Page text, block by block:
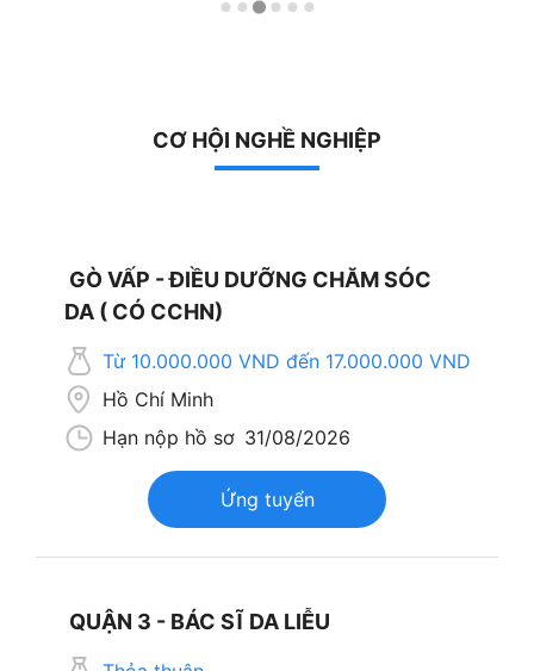
CƠ HỘI NGHỀ NGHIỆP
GÒ VẤP - ĐIỀU DƯỠNG CHĂM SÓC
DA ( CÓ CCHN)
Từ 10.000.000 VND đến 17.000.000 VND
Hồ Chí Minh
Hạn nộp hồ sơ 31/08/2026
Ứng tuyển
QUẬN 3 - BÁC SĨ DA LIỄU